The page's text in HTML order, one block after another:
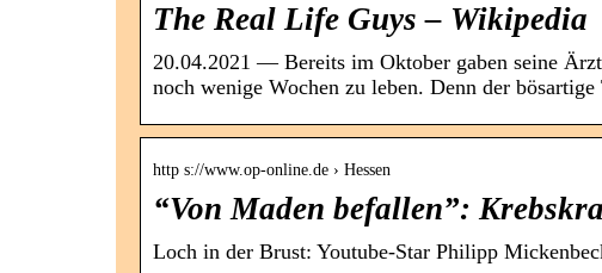
The Real Life Guys – Wikipedia
20.04.2021 — Bereits im Oktober gaben seine
noch wenige Wochen zu leben. Denn der
http s://www.op-online.de › Hessen
“Von Maden befallen”:
Loch in der Brust: Youtube-Star Philipp